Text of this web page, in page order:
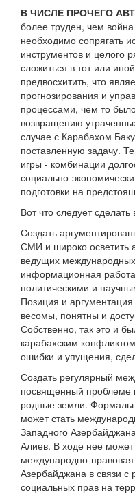
В ЧИСЛЕ ПРОЧЕГО
более труден, чем
необходимо сопрягать
инструментов и целого
сложиться в тот или
предвосхитить, что
прогнозирования и
процессами, чем то
возвращению
случае с Карабахом
поставленную задачу.
игры - комбинации
социально-
подготовки на
Вот что следует
Создать
СМИ и широко осветить
ведущих
информационная
политическими и
Позиция и
весомы, понятны и
Собственно, так это и
карабахским
ошибки и упущения,
Создать регулярный
посвященный проблеме
родные земли.
может стать
Западного
Алиев. В ходе нее
международно-
Азербайджана в связи с
социальных прав на